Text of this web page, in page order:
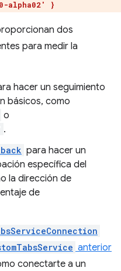
alpha02' }
dos
para medir la
hacer un seguimiento
básicos, como
o
.
para hacer un
específica del
la dirección de
de
anterior
conectarte a un